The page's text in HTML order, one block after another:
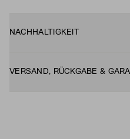
NACHHALTIGKEIT
VERSAND, RÜCKGABE &